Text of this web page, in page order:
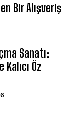
Bir Alışveriş
Sanatı:
Öz